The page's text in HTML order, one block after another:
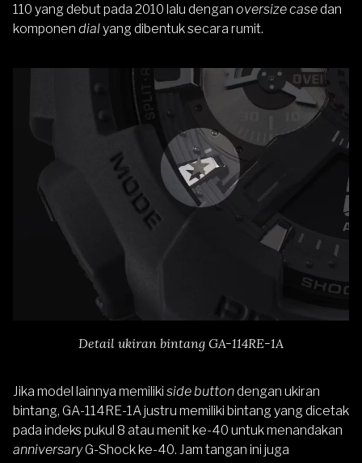
110 yang debut pada 2010 lalu dengan oversize casedan
komponen dialyang dibentuk secara rumit.
Detail ukiran bintang GA-114RE-1A
Jika model lainnya memiliki side buttondengan ukiran
bintang, GA-114RE-1A justru memiliki bintang yang dicetak
pada indeks pukul 8 atau menit ke-40 untuk menandakan
anniversaryG-Shock ke-40. Jam tangan ini juga